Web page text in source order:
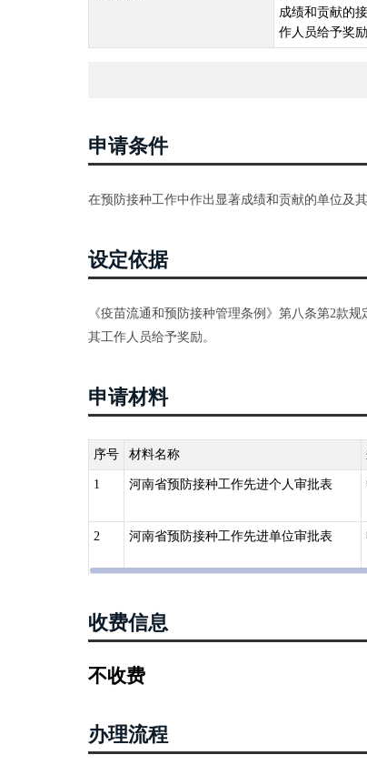
成绩和贡献的
作人员给予奖励
申请条件
在预防接种工作中作出显著成绩和贡献的单位及
设定依据
《疫苗流通和预防接种管理条例》第八条第2款
其工作人员给予奖励。
申请材料
序号 材料名称
1 河南省预防接种工作先进个人审批表
2 河南省预防接种工作先进单位审批表
收费信息
不收费
办理流程